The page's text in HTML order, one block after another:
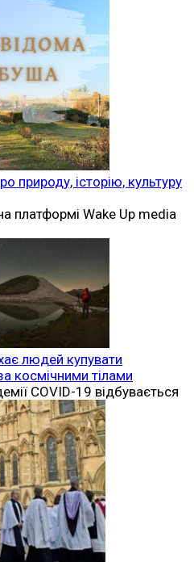
природу, історію, культуру
платформі Wake Up media
людей купувати
космічними тілами
COVID-19 відбувається